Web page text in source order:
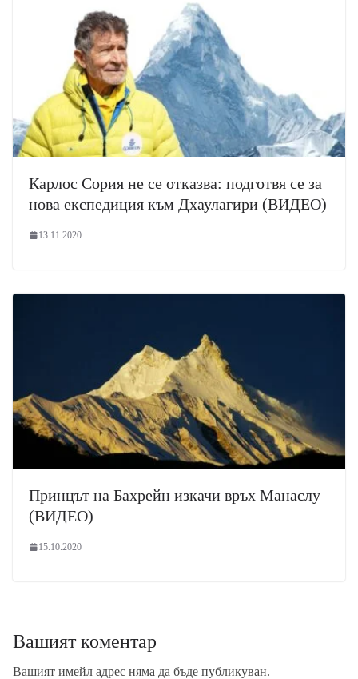
Карлос Сория не се отказва: подготвя се за
нова експедиция към Дхаулагири (ВИДЕО)
13.11.2020
Принцът на Бахрейн изкачи връх Манаслу
(ВИДЕО)
15.10.2020
Вашият коментар
Вашият имейл адрес няма да бъде публикуван.